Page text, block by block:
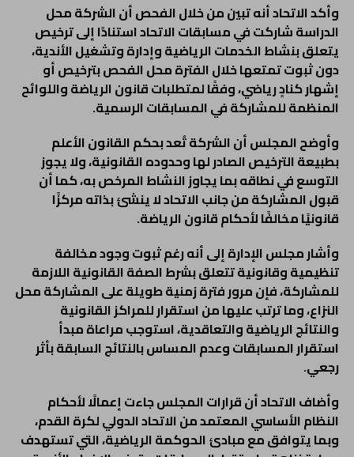
وأكد الاتحاد أنه تبين من خلال الفحص أن الشركة محل
الدراسة شاركت في مسابقات الاتحاد استنادًا إلى ترخيص
يتعلق بنشاط الخدمات الرياضية وإدارة وتشغيل الأندية،
دون ثبوت تمتعها خلال الفترة محل الفحص بترخيص أو
إشهار كنادٍ رياضي، وفقًا لمتطلبات قانون الرياضة واللوائح
المنظمة للمشاركة في المسابقات الرسمية.
وأوضح المجلس أن الشركة تُعد بحكم القانون الأعلم
بطبيعة الترخيص الصادر لها وحدوده القانونية، ولا يجوز
التوسع في نطاقه بما يجاوز النشاط المرخص به، كما أن
قبول المشاركة من جانب الاتحاد لا ينشئ بذاته مركزًا
قانونيًا مخالفًا لأحكام قانون الرياضة.
وأشار مجلس الإدارة إلى أنه رغم ثبوت وجود مخالفة
تنظيمية وقانونية تتعلق بشرط الصفة القانونية اللازمة
للمشاركة، فإن مرور فترة زمنية طويلة على المشاركة محل
النزاع، وما ترتب عليها من استقرار للمراكز القانونية
والنتائج الرياضية والتعاقدية، استوجب مراعاة مبدأ
استقرار المسابقات وعدم المساس بالنتائج السابقة بأثر
رجعي.
وأضاف الاتحاد أن قرارات المجلس جاءت إعمالًا لأحكام
النظام الأساسي المعتمد من الاتحاد الدولي لكرة القدم،
وبما يتوافق مع مبادئ الحوكمة الرياضية، التي تستهدف